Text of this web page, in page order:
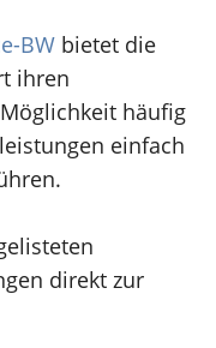
BW bietet die
ihren
häufig
einfach
direkt zur